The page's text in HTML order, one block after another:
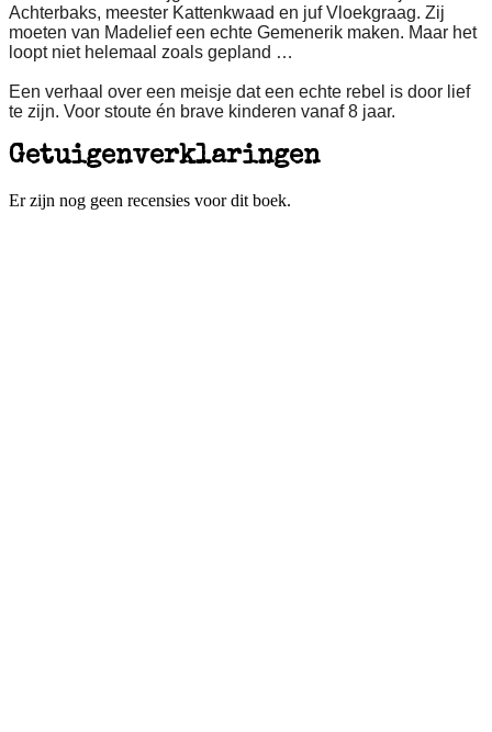
Achterbaks, meester Kattenkwaad en juf Vloekgraag. Zij
moeten van Madelief een echte Gemenerik maken. Maar het
loopt niet helemaal zoals gepland …
Een verhaal over een meisje dat een echte rebel is door lief
te zijn. Voor stoute én brave kinderen vanaf 8 jaar.
Getuigenverklaringen
Er zijn nog geen recensies voor dit boek.